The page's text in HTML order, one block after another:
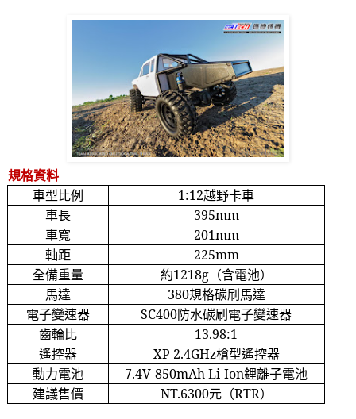
規格資料
車型比例
1:12越野卡車
車長
395mm
車寬
201mm
軸距
225mm
全備重量
約1218g（含電池）
馬達
380規格碳刷馬達
電子變速器
SC400防水碳刷電子變速器
齒輪比
13.98:1
遙控器
XP 2.4GHz槍型遙控器
動力電池
7.4V-850mAh Li-Ion鋰離子電池
建議售價
NT.6300元（RTR）